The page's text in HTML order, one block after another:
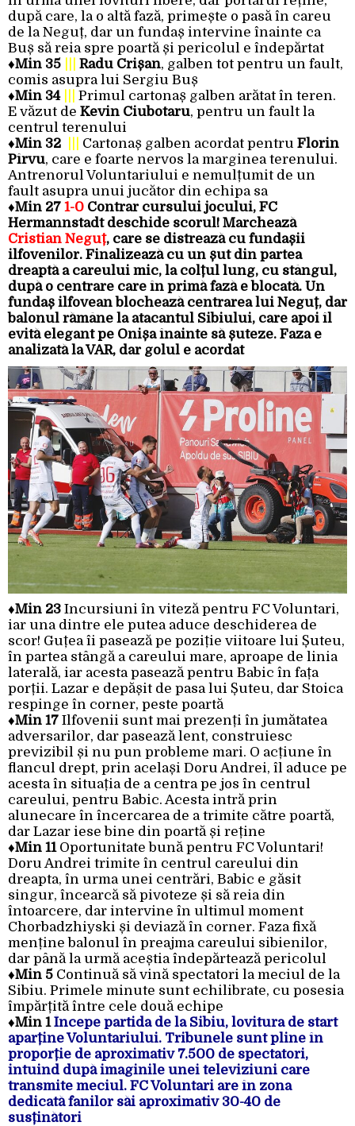
după care, la o altă fază, primește o pasă în careu
de la Neguț, dar un fundaș intervine înainte ca
Buș să reia spre poartă și pericolul e îndepărtat
♦Min 35 Radu Crișan, galben tot pentru un fault,
comis asupra lui Sergiu Buș
♦Min 34
Primul cartonaș galben arătat în teren.
E văzut de Kevin Ciubotaru, pentru un fault la
centrul terenului
♦Min 32 Cartonaș galben acordat pentru Florin
Pîrvu, care e foarte nervos la marginea terenului.
Antrenorul Voluntariului e nemulțumit de un
fault asupra unui jucător din echipa sa
♦Min 27 1-0 Contrar cursului jocului, FC
Hermannstadt deschide scorul! Marchează
Cristian Neguț, care se distrează cu fundașii
ilfovenilor. Finalizează cu un șut din partea
dreaptă a careului mic, la colțul lung, cu stângul,
după o centrare care în primă fază e blocată. Un
fundaș ilfovean blochează centrarea lui Neguț, dar
balonul rămâne la atacantul Sibiului, care apoi îl
evită elegant pe Onișa înainte să șuteze. Faza e
analizată la VAR, dar golul e acordat
♦Min 23 Incursiuni în viteză pentru FC Voluntari,
iar una dintre ele putea aduce deschiderea de
scor! Guțea îi pasează pe poziție viitoare lui Șuteu,
în partea stângă a careului mare, aproape de linia
laterală, iar acesta pasează pentru Babic în fața
porții. Lazar e depășit de pasa lui Șuteu, dar Stoica
respinge în corner, peste poartă
♦Min 17 Ilfovenii sunt mai prezenți în jumătatea
adversarilor, dar pasează lent, construiesc
previzibil și nu pun probleme mari. O acțiune în
flancul drept, prin același Doru Andrei, îl aduce pe
acesta în situația de a centra pe jos în centrul
careului, pentru Babic. Acesta intră prin
alunecare în încercarea de a trimite către poartă,
dar Lazar iese bine din poartă și reține
♦Min 11 Oportunitate bună pentru FC Voluntari!
Doru Andrei trimite în centrul careului din
dreapta, în urma unei centrări, Babic e găsit
singur, încearcă să pivoteze și să reia din
întoarcere, dar intervine în ultimul moment
Chorbadzhiyski și deviază în corner. Faza fixă
menține balonul în preajma careului sibienilor,
dar până la urmă aceștia îndepărtează pericolul
♦Min 5 Continuă să vină spectatori la meciul de la
Sibiu. Primele minute sunt echilibrate, cu posesia
împărțită între cele două echipe
♦Min 1Începe partida de la Sibiu, lovitura de start
aparține Voluntariului. Tribunele sunt pline în
proporție de aproximativ 7.500 de spectatori,
intuind după imaginile unei televiziuni care
transmite meciul. FC Voluntari are în zona
dedicată fanilor săi aproximativ 30-40 de
susținători